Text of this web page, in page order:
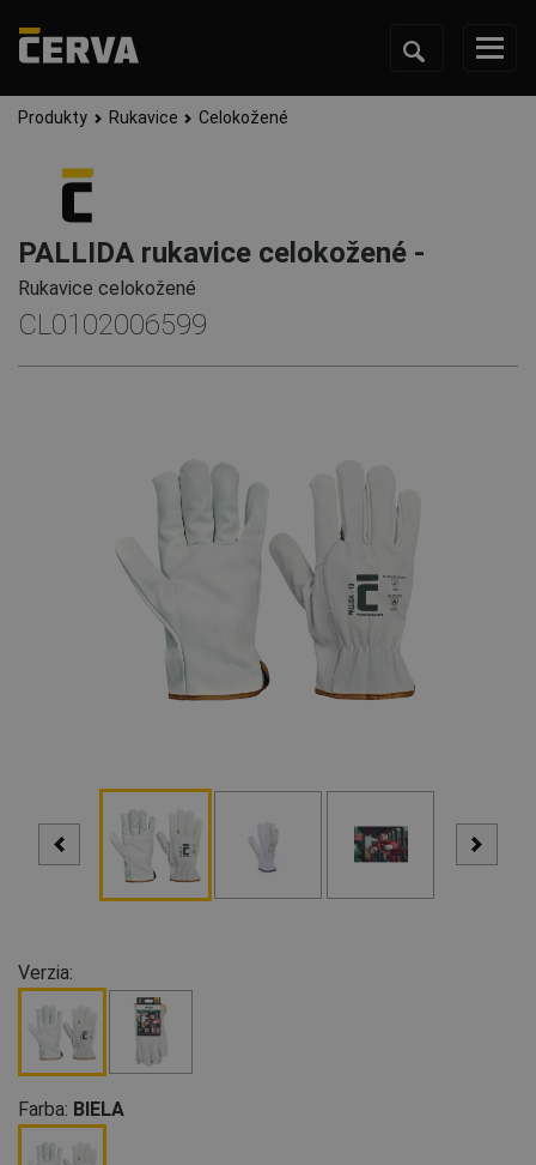
Produkty Rukavice Celokožené
PALLIDA rukavice celokožené -
Rukavice celokožené
CL0102006599
Verzia:
Farba: BIELA